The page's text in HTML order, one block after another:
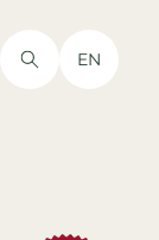
EN